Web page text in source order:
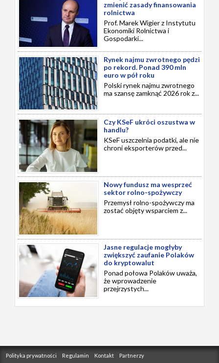
zmienić zasady finansowania
rolnictwa
Prof. Marek Wigier z Instytutu
Ekonomiki Rolnictwa i
Gospodarki...
Rynek najmu zwrotnego pędzi
po rekord. Ponad 390 mln
euro w pół roku
Polski rynek najmu zwrotnego
ma szansę zamknąć 2026 rok z...
Czy KSeF ukróci oszustwa w
handlu?
KSeF uszczelnia podatki, ale nie
chroni eksporterów przed...
Nowy fundusz ma wesprzeć
sektor rolno-spożywczy
Przemysł rolno-spożywczy ma
zostać objęty wsparciem z...
Jasne regulacje mogłyby
zwiększyć zaufanie Polaków
do kryptowalut
Ponad połowa Polaków uważa,
że wprowadzenie
przejrzystych...
Polityka prywatności Regulamin Kontakt Partnerzy